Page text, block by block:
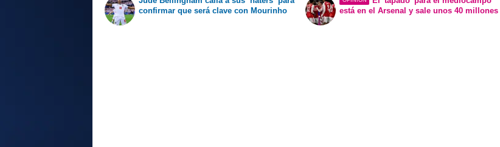
confirmar que será clave con Mourinho
está en el Arsenal y sale unos 40 millones